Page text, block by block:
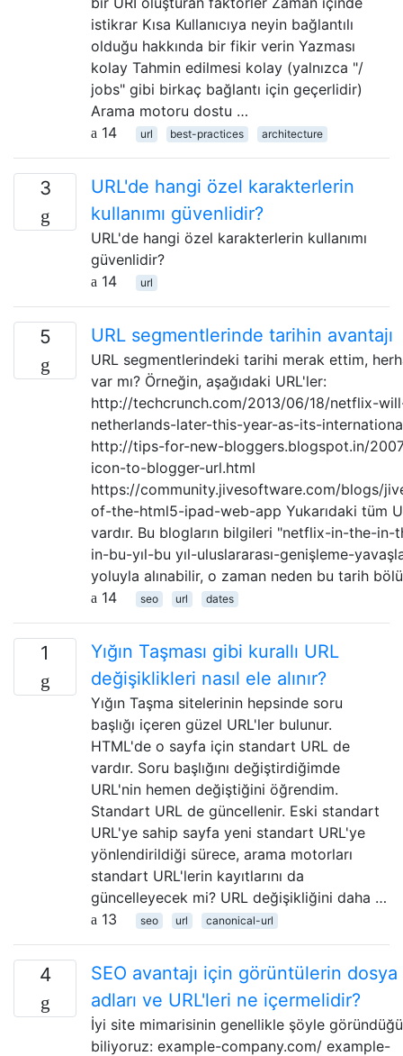
istikrar Kısa Kullanıcıya neyin bağlantılı
olduğu hakkında bir fikir verin Yazması
kolay Tahmin edilmesi kolay (yalnızca "/
jobs" gibi birkaç bağlantı için geçerlidir)
Arama motoru dostu …
14
url best-practices architecture
3
URL'de hangi özel karakterlerin
kullanımı güvenlidir?
URL'de hangi özel karakterlerin kullanımı
güvenlidir?
14
url
5 URL segmentlerinde tarihin avantajı
URL segmentlerindeki tarihi merak ettim,
var mı? Örneğin, aşağıdaki URL'ler:
http://techcrunch.com/2013/06/18/netflix-
netherlands-later-this-year-as-its-
http://tips-for-new-bloggers.blogspot.in/
icon-to-blogger-url.html
https://community.jivesoftware.com/blogs/
of-the-html5-ipad-web-app Yukarıdaki tüm
vardır. Bu blogların bilgileri "netflix-in-the-
in-bu-yıl-bu yıl-uluslararası-genişleme-
yoluyla alınabilir, o zaman neden bu tarih
14
seo url dates
1
Yığın Taşması gibi kurallı URL
değişiklikleri nasıl ele alınır?
Yığın Taşma sitelerinin hepsinde soru
başlığı içeren güzel URL'ler bulunur.
HTML'de o sayfa için standart URL de
vardır. Soru başlığını değiştirdiğimde
URL'nin hemen değiştiğini öğrendim.
Standart URL de güncellenir. Eski standart
URL'ye sahip sayfa yeni standart URL'ye
yönlendirildiği sürece, arama motorları
standart URL'lerin kayıtlarını da
güncelleyecek mi? URL değişikliğini daha …
13
seo url canonical-url
4
SEO avantajı için görüntülerin dosya
adları ve URL'leri ne içermelidir?
İyi site mimarisinin genellikle şöyle
biliyoruz: example-company.com/ example-